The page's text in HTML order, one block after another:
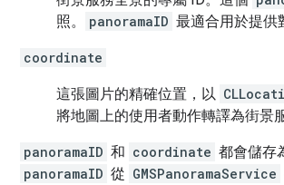
照。
panoramaID 最適合用於提供
coordinate
這張圖片的精確位置，以
將地圖上的使用者動作轉譯為街景
panoramaID 和 coordinate 都會儲存
panoramaID 從 GMSPanoramaService